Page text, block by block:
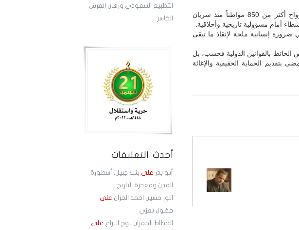
التطبيع السعودي ورهان العرش
الخاسر
أحدث التعليقات
أبو بدر على بنت جبيل..أسطورة
المدن ومعجزة التاريخ
انور حسين احمد الخزان على
فضول تعزي
الخطاط الحمران بوح اليراع على
إن استمرار هذا العدوان والانتهاكات اليومية، التي حصدت أرواح أكثر من 850 مواطناً منذ سريان
أمام مسؤولية تاريخية وأخلاقية.
إنسانية ملحة لإنقاذ ما تبقى
الحائط بالقوانين الدولية فحسب، بل
الحماية الحقيقية والإغاثة